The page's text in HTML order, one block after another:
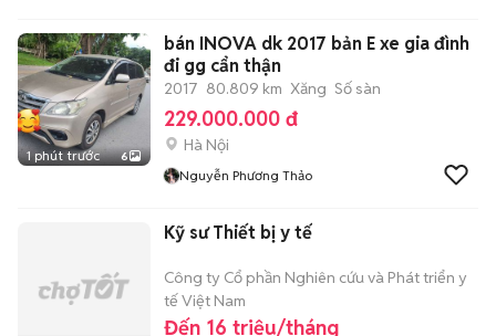
1 phút trước 6
bán INOVA dk 2017 bản E xe gia đình
đi gg cẩn thận
2017 80.809 km Xăng Số sàn
229.000.000 đ
Hà Nội
Nguyễn Phương Thảo
Kỹ sư Thiết bị y tế
Công ty Cổ phần Nghiên cứu và Phát triển y
tế Việt Nam
Đến 16 triệu/tháng